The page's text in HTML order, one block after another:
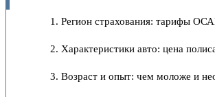
Регион страхования: тарифы
Характеристики авто: цена
Возраст и опыт: чем моложе и